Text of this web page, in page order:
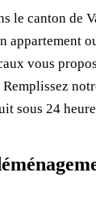
le canton de
appartement
vous
Remplissez
sous 24